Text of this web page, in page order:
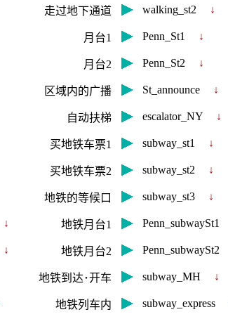
↓
↓
走过地下通道 walking_st2 ↓
月台1 Penn_St1 ↓
月台2 Penn_St2 ↓
区域内的广播 St_announce ↓
自动扶梯 escalator_NY ↓
买地铁车票1 subway_st1 ↓
买地铁车票2 subway_st2 ↓
地铁的等候口 subway_st3 ↓
地铁月台1 Penn_subwaySt1
地铁月台2 Penn_subwaySt2
地铁到达･开车 subway_MH ↓
地铁列车内 subway_express